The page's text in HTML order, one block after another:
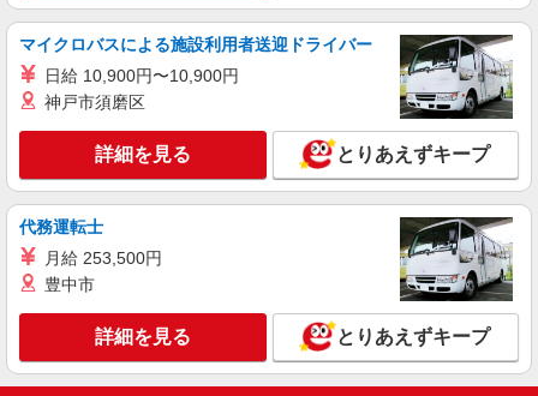
埼玉県新座市 ＊送迎あり
キープ 詳細を見る
派遣社員
株式会社テクノ・サービス/お仕事No/0915398
バリ取り・梱包作業等
埼玉県新座市 ＊車・バイク通勤OK
詳細を見る
マイクロバスによる施設利用者送迎ドライバー
日給 10,900円〜10,900円
神戸市須磨区
詳細を見る とりあえずキープ
代務運転士
月給 253,500円
豊中市
詳細を見る とりあえずキープ